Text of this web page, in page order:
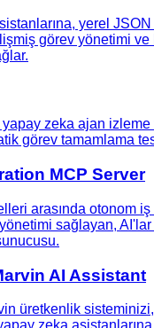
yerel
görev yönetimi ve
zeka ajan izleme
görev tamamlama
MCP Server
arasında otonom iş
sağlayan, AI'lar
AI Assistant
üretkenlik sisteminizi,